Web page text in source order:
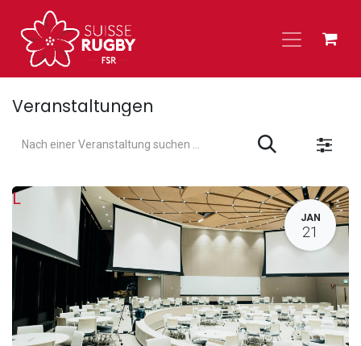
Zum Inhalt springen
Veranstaltungen
L
JAN
21